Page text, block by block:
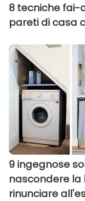
8 tecniche
pareti di casa
9 ingegnose
nascondere la
rinunciare